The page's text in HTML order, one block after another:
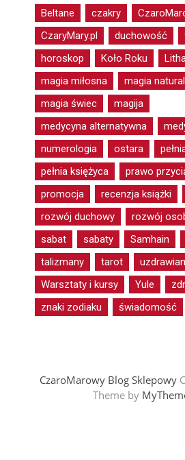
Beltane
czakry
CzaryMary.pl
duchowość
horoskop
Koło Roku
magia miłosna
magia
magia świec
magija
medycyna alternatywna
numerologia
ostara
pełnia księżyca
prawo
promocja
recenzja książki
rozwój duchowy
rozwój
sabat
sabaty Samhain
talizmany
tarot
Warsztaty i kursy
Yule
znaki zodiaku
świadomość
CzaroMarowy Blog Sklepowy
Theme by